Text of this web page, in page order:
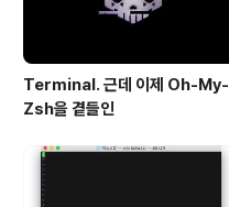
Terminal. 근데 이제 Oh-My-
Zsh을 곁들인